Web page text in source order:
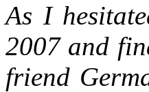
As I
2007 and
friend